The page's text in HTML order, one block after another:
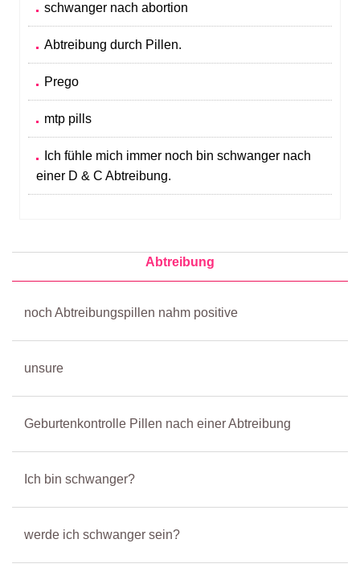
schwanger nach abortion
Abtreibung durch Pillen.
Prego
mtp pills
Ich fühle mich immer noch bin schwanger nach
einer D & C Abtreibung.
Abtreibung
noch Abtreibungspillen nahm positive
unsure
Geburtenkontrolle Pillen nach einer Abtreibung
Ich bin schwanger?
werde ich schwanger sein?